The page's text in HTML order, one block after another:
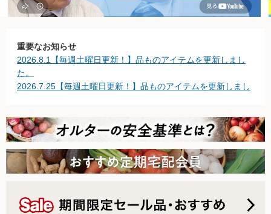
パスワードを忘れた方はこちら
新規一般会員登録
野菜
無農薬米・雑穀
無農薬豆
パン・蜂蜜・ジャム他
国産大豆の加工品
たまご・乳製品
水産品
重要なお知らせ
2026.8.1【毎週土曜日更新！】品ものアイテムを更新しまし
た。
2026.7.25【毎週土曜日更新！】品ものアイテムを更新しまし
た。
2026.7.11【毎週土曜日更新！】品ものアイテムを更新しまし
た。
2026.7.4【毎週土曜日更新！】品ものアイテムを更新しまし
た。